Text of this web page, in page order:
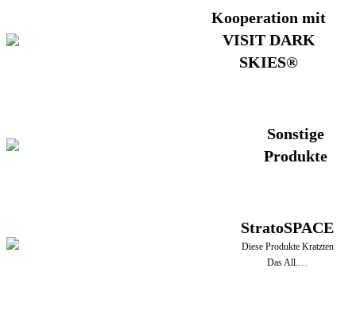
Kooperation mit
VISIT DARK
SKIES®
Sonstige
Produkte
StratoSPACE
Diese Produkte Kratzten
Das All.…